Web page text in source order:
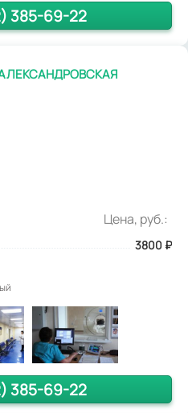
385-69-22
Цена, руб.:
3800 ₽
385-69-22